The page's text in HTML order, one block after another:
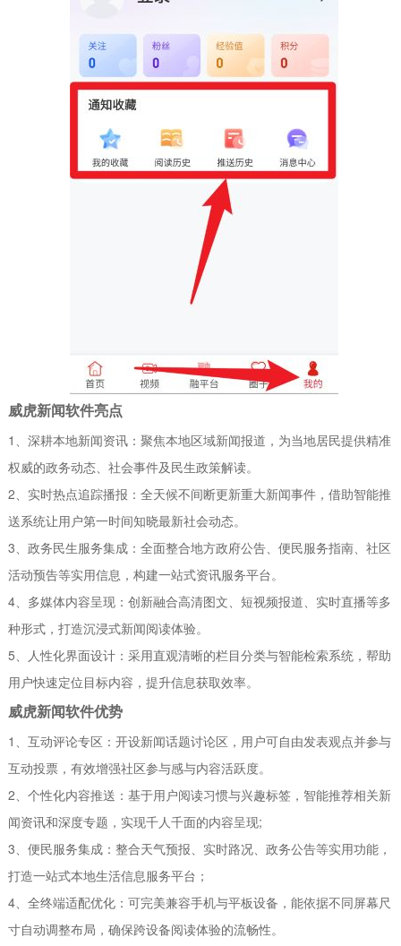
威虎新闻软件亮点
1、深耕本地新闻资讯：聚焦本地区域新闻报道，为当地居民提供精准
权威的政务动态、社会事件及民生政策解读。
2、实时热点追踪播报：全天候不间断更新重大新闻事件，借助智能推
送系统让用户第一时间知晓最新社会动态。
3、政务民生服务集成：全面整合地方政府公告、便民服务指南、社区
活动预告等实用信息，构建一站式资讯服务平台。
4、多媒体内容呈现：创新融合高清图文、短视频报道、实时直播等多
种形式，打造沉浸式新闻阅读体验。
5、人性化界面设计：采用直观清晰的栏目分类与智能检索系统，帮助
用户快速定位目标内容，提升信息获取效率。
威虎新闻软件优势
1、互动评论专区：开设新闻话题讨论区，用户可自由发表观点并参与
互动投票，有效增强社区参与感与内容活跃度。
2、个性化内容推送：基于用户阅读习惯与兴趣标签，智能推荐相关新
闻资讯和深度专题，实现千人千面的内容呈现;
3、便民服务集成：整合天气预报、实时路况、政务公告等实用功能，
打造一站式本地生活信息服务平台；
4、全终端适配优化：可完美兼容手机与平板设备，能依据不同屏幕尺
寸自动调整布局，确保跨设备阅读体验的流畅性。